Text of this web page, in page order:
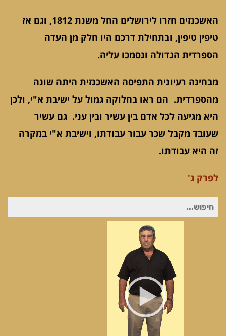
האשכנזים חזרו לירושלים החל משנת 1812, וגם אז
טיפין טיפין, ובתחילת דרכם היו חלק מן העדה
הספרדית הגדולה ונסמכו עליה.
מבחינה רעיונית התפיסה האשכנזית היתה שונה
מהספרדית. הם ראו בחלוקה גמול על ישיבת א"י, ולכן
היא מגיעה לכל אדם בין עשיר ובין עני. גם עשיר
שעובד מקבל שכר עבור עבודתו, וישיבת א"י במקרה
זה היא עבודתו.
לפרק ג'
חיפוש
עבור: